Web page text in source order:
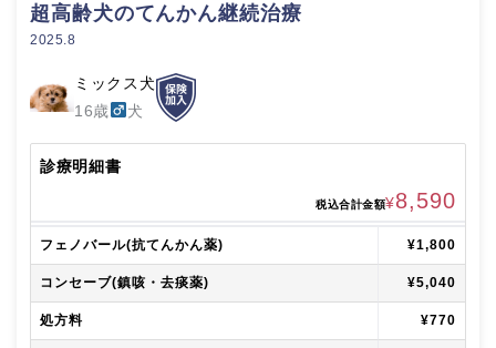
超高齢犬のてんかん継続治療
2025.8
ミックス犬
16歳
犬
診療明細書
税込合計金額¥8,590
フェノバール(抗てんかん薬) ¥1,800
コンセーブ(鎮咳・去痰薬) ¥5,040
処方料 ¥770